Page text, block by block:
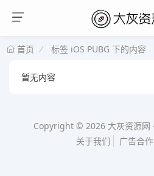
首页 标签 iOS PUBG 下的内容
暂无内容
Copyright © 2026 大灰资源网
关于我们
广告合作